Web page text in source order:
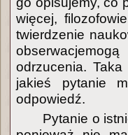
więcej,
twierdzenie
odrzucenia.
jakieś pytanie
odpowiedź.
Pytanie o